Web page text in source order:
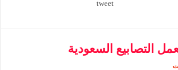
tweet
التصابيع السعودية
على